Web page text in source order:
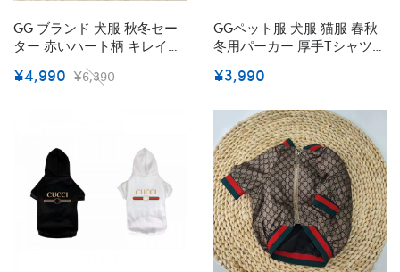
GG ブランド 犬服 秋冬セー
ター 赤いハート柄 キレイド
ッグウェア ニット Gg犬の服
秋冬カーディガン 防寒着 暖
¥4,990 ¥6,390
GGペット服 犬服 猫服 春秋
冬用パーカー 厚手Tシャツ
レーナー 犬の服 猫の服 可愛
かわいい 大人気 送料無料 25
色 2XS - 3XL
¥3,990